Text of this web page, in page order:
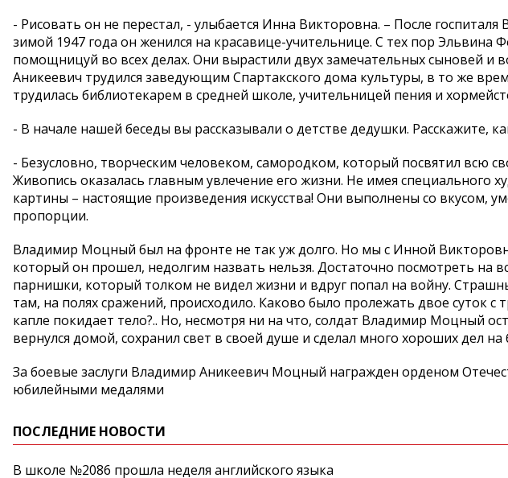
- Рисовать он не перестал, - улыбается Инна Викторовна. – После
зимой 1947 года он женился на красавице-учительнице. С тех пор
помощницуй во всех делах. Они вырастили двух замечательных сыновей и
Аникеевич трудился заведующим Спартакского дома культуры, в то же
трудилась библиотекарем в средней школе, учительницей пения и
- В начале нашей беседы вы рассказывали о детстве дедушки. Расскажите,
- Безусловно, творческим человеком, самородком, который посвятил всю
Живопись оказалась главным увлечение его жизни. Не имея специального
картины – настоящие произведения искусства! Они выполнены со вкусом,
пропорции.
Владимир Моцный был на фронте не так уж долго. Но мы с Инной
который он прошел, недолгим назвать нельзя. Достаточно посмотреть на
парнишки, который толком не видел жизни и вдруг попал на войну.
там, на полях сражений, происходило. Каково было пролежать двое суток
капле покидает тело?.. Но, несмотря ни на что, солдат Владимир Моцный
вернулся домой, сохранил свет в своей душе и сделал много хороших дел на
За боевые заслуги Владимир Аникеевич Моцный награжден орденом
юбилейными медалями
ПОСЛЕДНИЕ НОВОСТИ
В школе №2086 прошла неделя английского языка